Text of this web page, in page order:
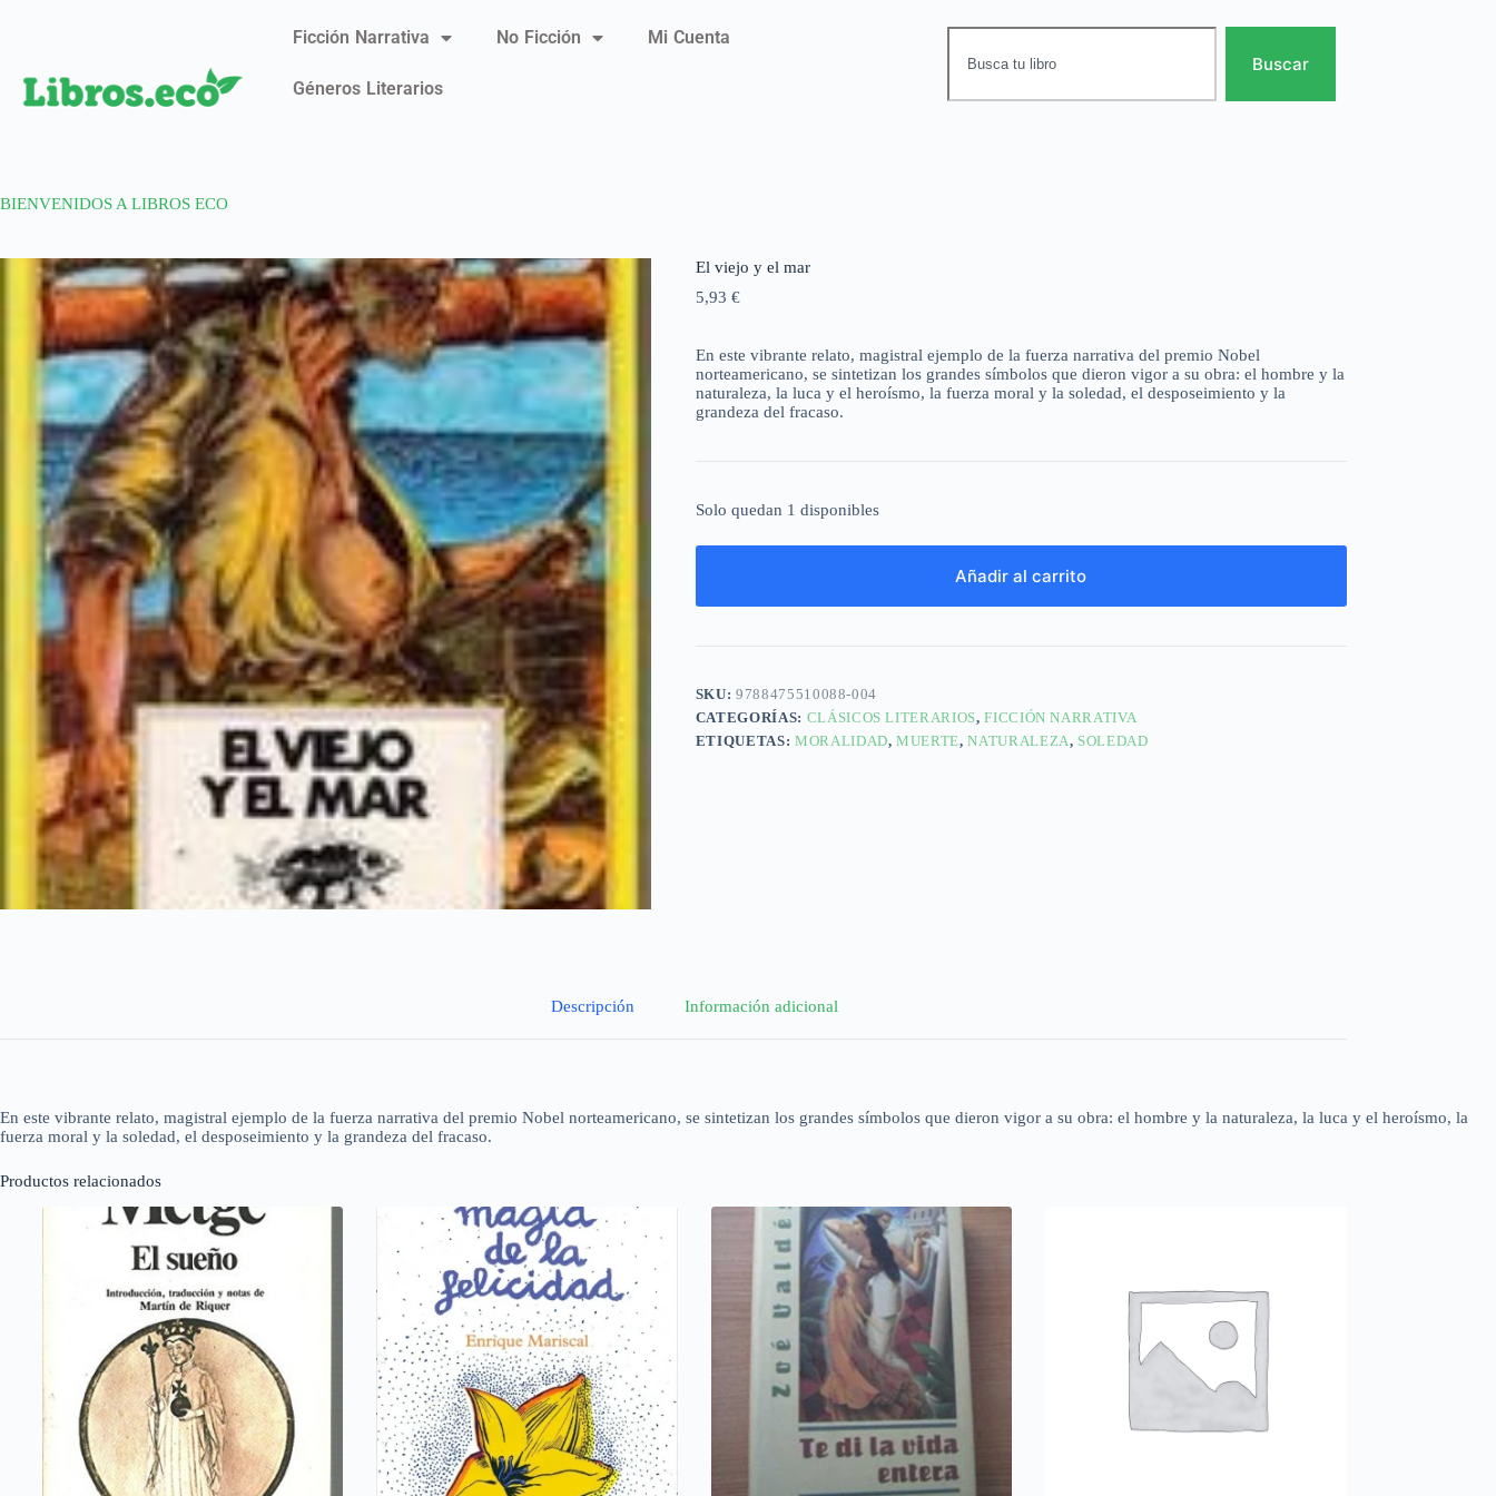
Ficción Narrativa No Ficción Mi Cuenta
Géneros Literarios
Buscar
BIENVENIDOS A LIBROS ECO
El viejo y el mar
5,93 €
En este vibrante relato, magistral ejemplo de la fuerza narrativa del premio Nobel
norteamericano, se sintetizan los grandes símbolos que dieron vigor a su obra: el hombre y la
naturaleza, la luca y el heroísmo, la fuerza moral y la soledad, el desposeimiento y la
grandeza del fracaso.
Solo quedan 1 disponibles
Añadir al carrito
SKU:9788475510088-004
CATEGORÍAS: CLÁSICOS LITERARIOS,FICCIÓN NARRATIVA
ETIQUETAS: MORALIDAD,MUERTE,NATURALEZA, SOLEDAD
Descripción Información adicional
En este vibrante relato, magistral ejemplo de la fuerza narrativa del premio Nobel norteamericano, se sintetizan los grandes símbolos que dieron vigor a su obra: el hombre y la naturaleza, la luca y el heroísmo, la
fuerza moral y la soledad, el desposeimiento y la grandeza del fracaso.
Productos relacionados